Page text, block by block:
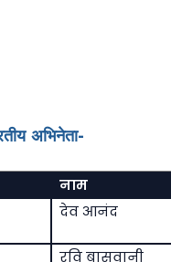
अभिनेता-
नाम
देव आनंद
रवि बासवानी